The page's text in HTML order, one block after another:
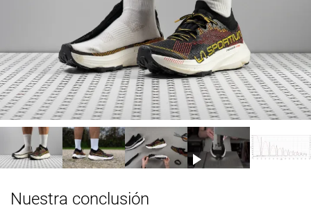
Nuestra conclusión